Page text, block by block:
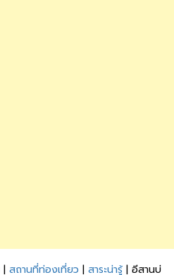
| สถานที่ท่องเที่ยว | สาระน่ารู้| อีสานบ่